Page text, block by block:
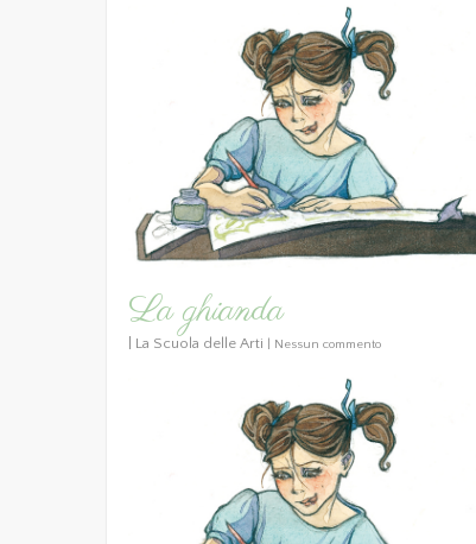
La ghianda
La Scuola delle Arti Nessun commento